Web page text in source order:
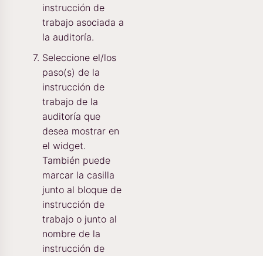
instrucción de
trabajo asociada a
la auditoría.
Seleccione el/los
paso(s) de la
instrucción de
trabajo de la
auditoría que
desea mostrar en
el widget.
También puede
marcar la casilla
junto al bloque de
instrucción de
trabajo o junto al
nombre de la
instrucción de